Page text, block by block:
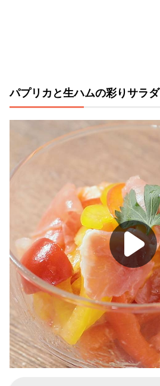
パプリカと生ハムの彩りサラダ